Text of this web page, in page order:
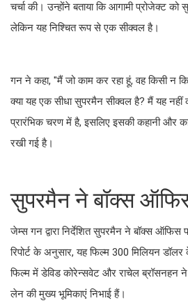
चर्चा की। उन्होंने बताया कि आगामी प्रोजेक्ट
लेकिन यह निश्चित रूप से एक सीक्वल है।
गन ने कहा, "मैं जो काम कर रहा हूं, वह किसी न
क्या यह एक सीधा सुपरमैन सीक्वल है? मैं यह
प्रारंभिक चरण में है, इसलिए इसकी कहानी और
रखी गई है।
सुपरमैन ने बॉक्स
जेम्स गन द्वारा निर्देशित सुपरमैन ने बॉक्स ऑफिस
रिपोर्ट के अनुसार, यह फिल्म 300 मिलियन
फिल्म में डेविड कोरेन्सवेट और राचेल
लेन की मुख्य भूमिकाएं निभाई हैं।